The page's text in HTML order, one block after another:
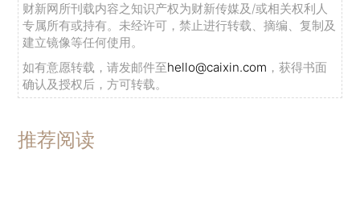
财新网所刊载内容之知识产权为财新传媒及/或相关权利人
专属所有或持有。未经许可，禁止进行转载、摘编、复制及
建立镜像等任何使用。
如有意愿转载，请发邮件至hello@caixin.com ，获得书面
确认及授权后，方可转载。
推荐阅读